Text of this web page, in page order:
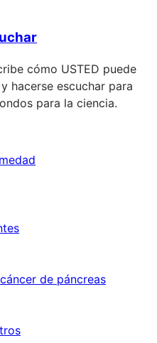
cómo USTED puede
hacerse escuchar para
para la ciencia.
de páncreas